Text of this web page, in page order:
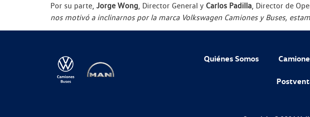
Por su parte, Jorge Wong , Director General y Carlos Padilla , Director de
nos motivó a inclinarnos por la marca Volkswagen Camiones y Buses,
Quiénes Somos